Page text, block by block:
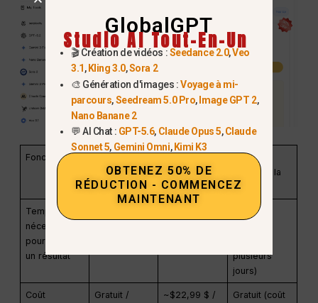
Fonctionnalité
(outil gratuit /
Nano Banana)
Photoshop
Dessin
manuel à la
main
Temps
nécessaire
pour obtenir
un résultat
Lent (de
plusieurs
jours)
Coût
Gratuit /
~$22,99 $ /
Gratuit (coût
GlobalGPT
Studio AI Tout-En-Un
🎬 Création de vidéos :Seedance 2.0,Veo
3.1,Kling 3.0,Sora 2
🎨 Génération d'images :Voyage à mi-
parcours,Seedream 5.0 Pro,Image GPT 2,
Nano Banane 2
💬 AI Chat : GPT-5.6, Claude Opus 5,Claude
Sonnet 5, Gemini Omni,Kimi K3
OBTENEZ 50% DE
RÉDUCTION - COMMENCEZ
MAINTENANT